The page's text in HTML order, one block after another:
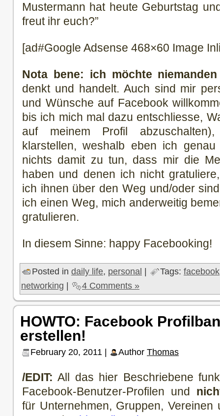
Mustermann hat heute Geburtstag
freut ihr euch?”
[ad#Google Adsense 468×60 Image
Nota bene: ich möchte
denkt und handelt. Auch sind mir
und Wünsche auf Facebook
bis ich mich mal dazu entschliesse,
auf meinem Profil
klarstellen, weshalb eben ich
nichts damit zu tun, dass mir die
haben und denen ich nicht
ich ihnen über den Weg und/oder
ich einen Weg, mich anderweitig
gratulieren.
In diesem Sinne: happy Facebooking!
Posted in daily life, personal Tags: facebook
networking
4 Comments »
HOWTO: Facebook
erstellen!
February 20, 2011 | Author Thomas
/EDIT: All das hier Beschriebene
Facebook-Benutzer-Profilen und
für Unternehmen, Gruppen,